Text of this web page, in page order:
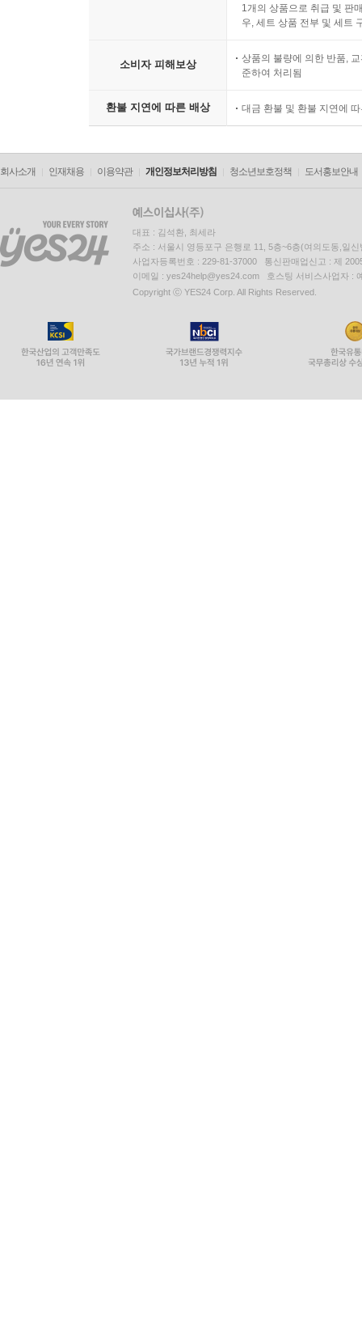
1개의 상품으로 취급 및 판
우, 세트 상품 전부 및 세트
소비자 피해보상
상품의 불량에 의한 반품,
준하여 처리됨
환불 지연에 따른 배상 대금 환불 및 환불 지연에
회사소개 인재채용 이용약관 개인정보처리방침 청소년보호정책 도서홍보안내
대표 : 김석환, 최세라
주소 : 서울시 영등포구 은행로 11, 5층~6층(여의도동,일신
사업자등록번호 : 229-81-37000 통신판매업신고 : 제
이메일 : yes24help@yes24.com 호스팅 서비스사업자 :
Copyright ⓒ YES24 Corp. All Rights Reserved.